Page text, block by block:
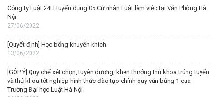
Công ty Luật 24H tuyển dụng 05 Cử nhân Luật làm việc tại Văn Phòng Hà
Nội
27/06/2022
[Quyết định] Học bổng khuyến khích
13/06/2022
[GÓP Ý] Quy chế xét chọn, tuyên dương, khen thưởng thủ khoa trúng tuyển
và thủ khoa tốt nghiệp hình thức đào tạo chính quy văn bằng 1 của
Trường Đại học Luật Hà Nội